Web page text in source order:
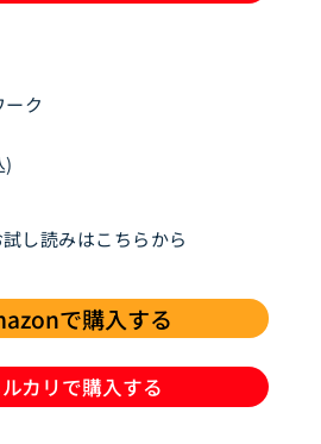
ク
)
試し読みはこちらから
で購入する
カリで購入する